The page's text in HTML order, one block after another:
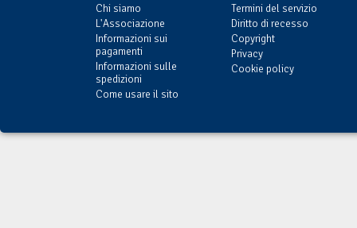
Chi siamo
L'Associazione
Informazioni sui
pagamenti
Informazioni sulle
spedizioni
Come usare il sito
Termini del servizio
Diritto di recesso
Copyright
Privacy
Cookie policy